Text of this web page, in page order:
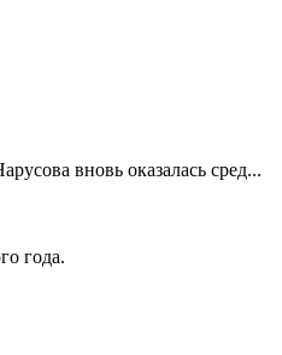
вновь оказалась сред...
года.